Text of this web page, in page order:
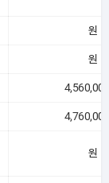
원
원
원